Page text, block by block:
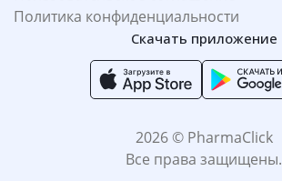
Политика конфиденциальности
Скачать приложение
2026 © PharmaClick
Все права защищены.